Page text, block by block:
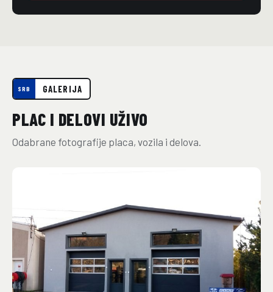
SRB GALERIJA
PLAC I DELOVI UŽIVO
Odabrane fotografije placa, vozila i delova.